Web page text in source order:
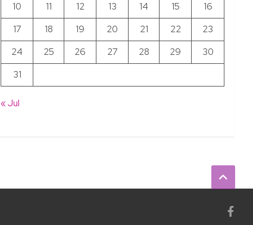
10
11 12 13 14 15
16
17
18 19 20 21 22
23
24
25 26 27 28 29
30
31
« Jul